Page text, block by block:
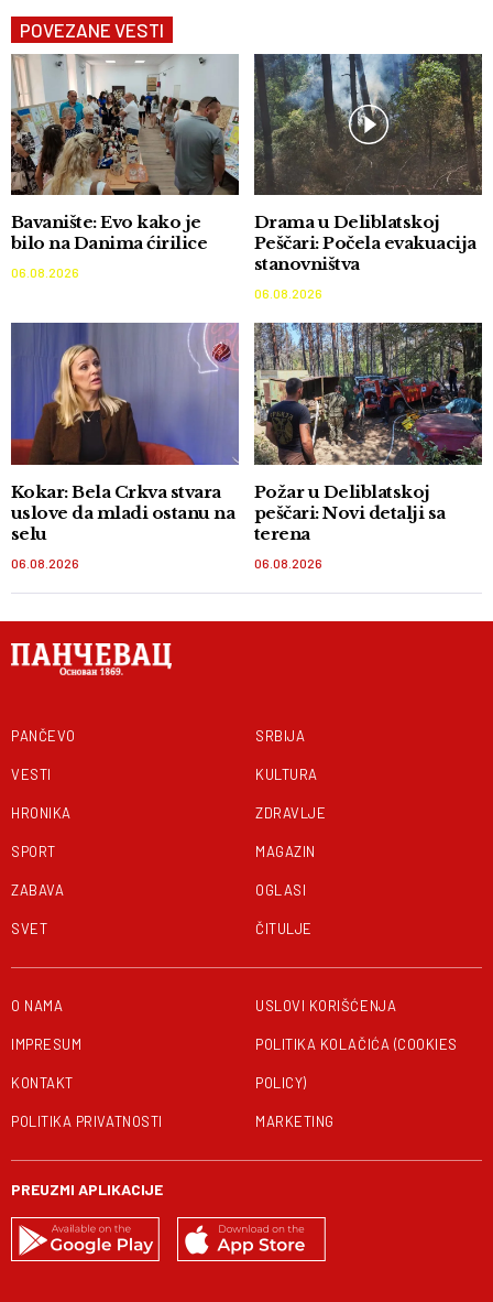
POVEZANE VESTI
Bavanište: Evo kako je
bilo na Danima ćirilice
06.08.2026
Drama u Deliblatskoj
Peščari: Počela evakuacija
stanovništva
06.08.2026
Kokar: Bela Crkva stvara
uslove da mladi ostanu na
selu
06.08.2026
Požar u Deliblatskoj
peščari: Novi detalji sa
terena
06.08.2026
PANČEVO
VESTI
HRONIKA
SPORT
ZABAVA
SVET
SRBIJA
KULTURA
ZDRAVLJE
MAGAZIN
OGLASI
ČITULJE
O NAMA
IMPRESUM
KONTAKT
POLITIKA PRIVATNOSTI
USLOVI KORIŠĆENJA
POLITIKA KOLAČIĆA (COOKIES
POLICY)
MARKETING
PREUZMI APLIKACIJE